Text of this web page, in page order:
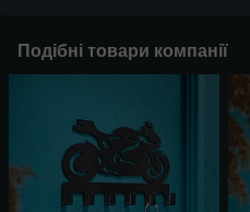
Подібні товари компанії